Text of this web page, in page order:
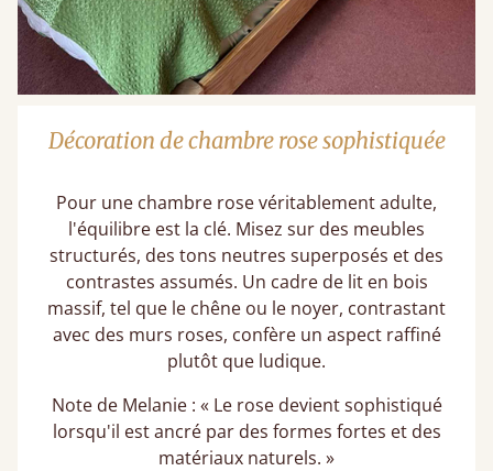
Décoration de chambre rose sophistiquée
Pour une chambre rose véritablement adulte,
l'équilibre est la clé. Misez sur des meubles
structurés, des tons neutres superposés et des
contrastes assumés. Un cadre de lit en bois
massif, tel que le chêne ou le noyer, contrastant
avec des murs roses, confère un aspect raffiné
plutôt que ludique.
Note de Melanie : « Le rose devient sophistiqué
lorsqu'il est ancré par des formes fortes et des
matériaux naturels. »